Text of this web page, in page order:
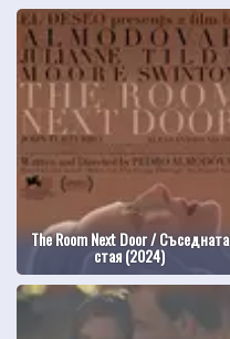
The Room Next Door / Съседната
стая (2024)